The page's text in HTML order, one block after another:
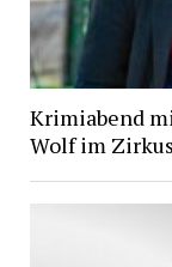
Krimiabend
Wolf im Zirkus